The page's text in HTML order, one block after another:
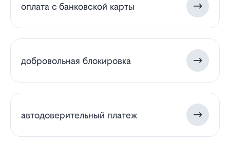
оплата с банковской карты
добровольная блокировка
автодоверительный платеж